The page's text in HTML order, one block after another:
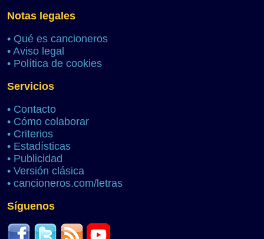
Notas legales
• Qué es cancioneros
• Aviso legal
• Política de cookies
Servicios
• Contacto
• Cómo colaborar
• Criterios
• Estadísticas
• Publicidad
• Versión clásica
• cancioneros.com/letras
Síguenos